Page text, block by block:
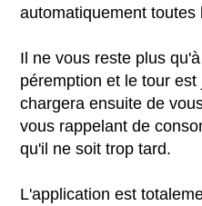
automatiquement toutes
Il ne vous reste plus
péremption et le tour
chargera ensuite de
vous rappelant de
qu'il ne soit trop tard.
L'application est